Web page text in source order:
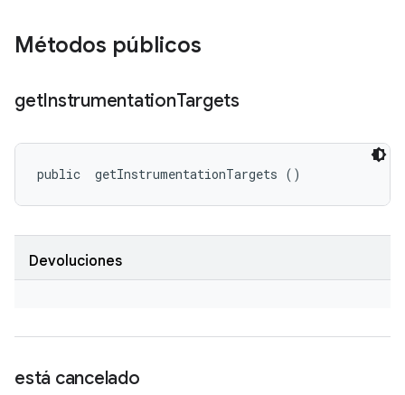
Métodos públicos
getInstrumentationTargets
public getInstrumentationTargets ()
Devoluciones
está cancelado